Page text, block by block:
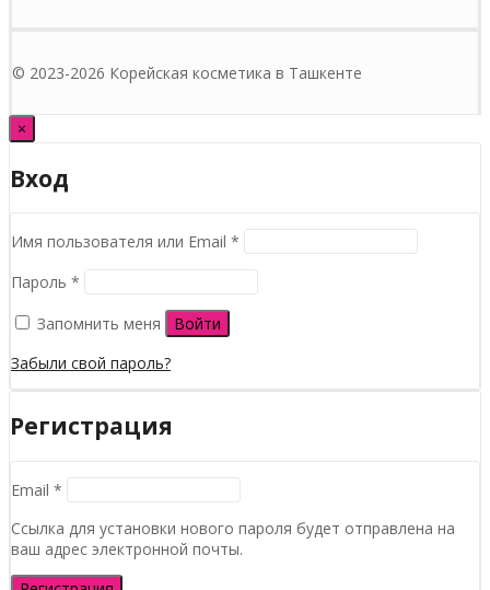
© 2023-2026 Корейская косметика в Ташкенте
×
Вход
Имя пользователя или Email *
Пароль *
Запомнить меня
Войти
Забыли свой пароль?
Регистрация
Email *
Ссылка для установки нового пароля будет отправлена ​​на
ваш адрес электронной почты.